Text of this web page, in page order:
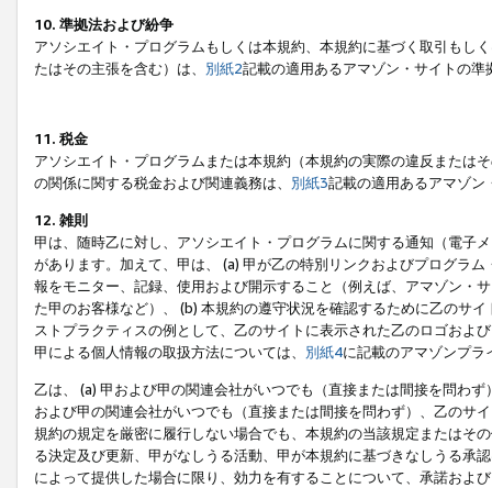
10. 準拠法および紛争
アソシエイト・プログラムもしくは本規約、本規約に基づく取引もし
たはその主張を含む）は、 別紙2記載の適用あるアマゾン・サイトの
11. 税金
アソシエイト・プログラムまたは本規約（本規約の実際の違反または
の関係に関する税金および関連義務は、 別紙3記載の適用あるアマゾン
12. 雑則
甲は、随時乙に対し、アソシエイト・プログラムに関する通知（電子
があります。加えて、甲は、 (a) 甲が乙の特別リンクおよびプログラ
報をモニター、記録、使用および開示すること（例えば、アマゾン・
た甲のお客様など）、 (b) 本規約の遵守状況を確認するために乙のサ
ストプラクティスの例として、乙のサイトに表示された乙のロゴおよ
甲による個人情報の取扱方法については、 別紙4に記載のアマゾンプ
乙は、 (a) 甲および甲の関連会社がいつでも（直接または間接を問わ
および甲の関連会社がいつでも（直接または間接を問わず）、乙のサ
規約の規定を厳密に履行しない場合でも、本規約の当該規定またはそ
る決定及び更新、甲がなしうる活動、甲が本規約に基づきなしうる承
によって提供した場合に限り、効力を有することについて、承諾およ